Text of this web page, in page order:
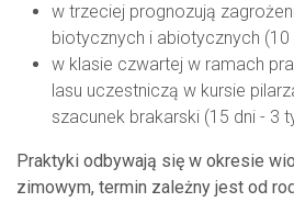
w trzeciej prognozują
biotycznych i abiotycznych (10
w klasie czwartej w ramach
lasu uczestniczą w kursie
szacunek brakarski (15 dni - 3
Praktyki odbywają się w okresie
zimowym, termin zależny jest od